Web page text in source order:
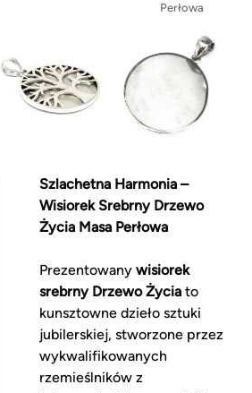
Perłowa
Szlachetna Harmonia –
Wisiorek Srebrny Drzewo
Życia Masa Perłowa
Prezentowany wisiorek
srebrny Drzewo Życiato
kunsztowne dzieło sztuki
jubilerskiej, stworzone przez
wykwalifikowanych
rzemieślników z